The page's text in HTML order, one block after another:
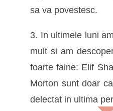
sa va povestesc.
3. In ultimele luni
mult si am
foarte faine: Elif
Morton sunt doar
delectat in ultima